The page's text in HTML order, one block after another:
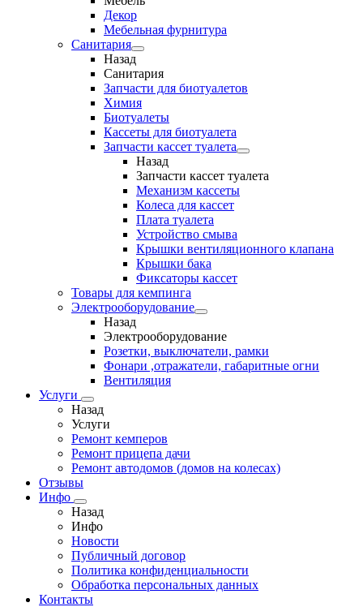
Декор
Мебельная фурнитура
Санитария
Назад
Санитария
Запчасти для биотуалетов
Химия
Биотуалеты
Кассеты для биотуалета
Запчасти кассет туалета
Назад
Запчасти кассет туалета
Механизм кассеты
Колеса для кассет
Плата туалета
Устройство смыва
Крышки вентиляционного клапана
Крышки бака
Фиксаторы кассет
Товары для кемпинга
Электрооборудование
Назад
Электрооборудование
Розетки, выключатели, рамки
Фонари ,отражатели, габаритные огни
Вентиляция
Услуги
Назад
Услуги
Ремонт кемперов
Ремонт прицепа дачи
Ремонт автодомов (домов на колесах)
Отзывы
Инфо
Назад
Инфо
Новости
Публичный договор
Политика конфиденциальности
Обработка персональных данных
Контакты